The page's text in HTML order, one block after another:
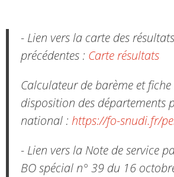
- Lien vers la carte des
précédentes : Carte résultats
Calculateur de barème et
disposition des départements
national : https://fo-snudi.fr/
- Lien vers la Note de service
BO spécial n° 39 du 16